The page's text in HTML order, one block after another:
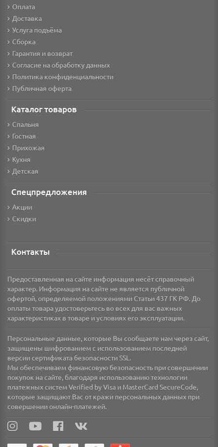
Оплата
Доставка
Услуга подъёма
Сборка
Гарантия и возврат
Согласие на обработку данных
Политика конфиденциальности
Публичная оферта
Каталог товаров
Спальня
Гостная
Прихожая
Кухня
Детская
Спецпредложения
Акции
Скидки
Контакты
Предоставленная на сайте информация несёт справочный
характер. Информация на сайте не является публичной
офертой, определяемой положениями Статьи 437 ГК РФ. До
оплаты товара удостоверьтесь во всех для вас важных
характеристиках в товаре и условиях его эксплуатации.
Персональные данные, которые Вы сообщаете нам через сайт,
защищены шифрованием с использованием последней
версии сертификата безопасности SSL.
Мы обеспечиваем финансовую безопасность при совершении
покупок на сайте, благодаря использованию технологии
платежных систем Verified by Visa и MasterCard SecureCode,
которые защищают Вас от кражи персональных данных при
совершении онлайн-платежей.